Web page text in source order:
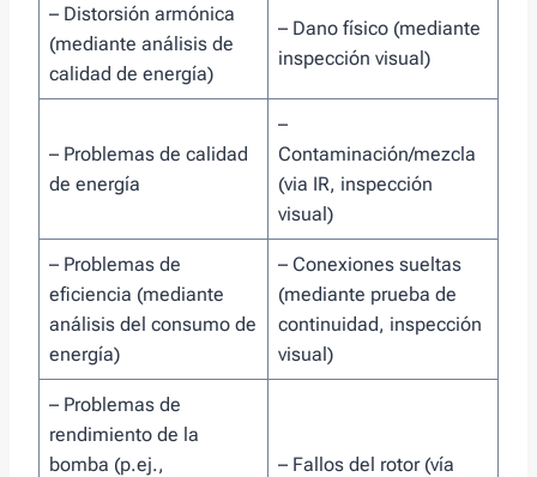
– Distorsión armónica
(mediante análisis de
calidad de energía)
– Dano físico (mediante
inspección visual)
– Problemas de calidad
de energía
–
Contaminación/mezcla
(via IR, inspección
visual)
– Problemas de
eficiencia (mediante
análisis del consumo de
energía)
– Conexiones sueltas
(mediante prueba de
continuidad, inspección
visual)
– Problemas de
rendimiento de la
bomba (p.ej.,
– Fallos del rotor (vía